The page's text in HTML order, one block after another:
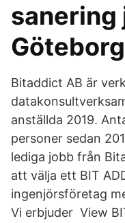
sanering
Bitaddict AB är
anställda 2019.
personer sedan
lediga jobb från
att välja ett BIT
ingenjörsföretag
Vi erbjuder View